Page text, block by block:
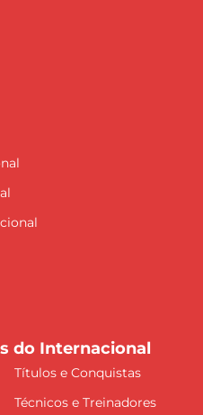
do Internacional
Títulos e Conquistas
Técnicos e Treinadores